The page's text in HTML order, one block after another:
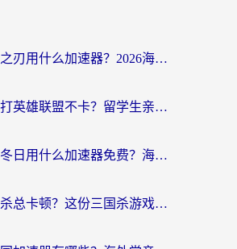
国外打魔渊之刃用什么加速器？2026海外玩家国服游戏加速全攻略（附闪耀暖暖&复苏的魔女避坑指南）
在美国怎么打英雄联盟不卡？留学生亲测的国服游戏加速全攻略
国外玩无尽冬日用什么加速器免费？海外党国服游戏加速避坑指南
海外玩三国杀总卡顿？这份三国杀游戏加速器指南帮你告别延迟烦恼